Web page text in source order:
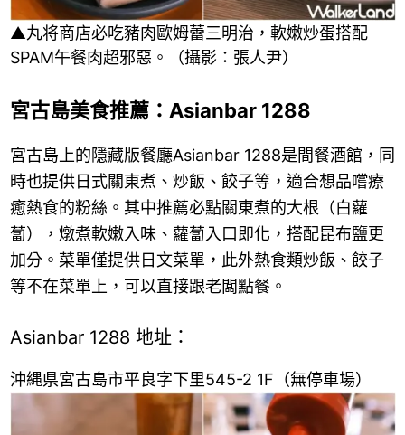
▲丸将商店必吃豬肉歐姆蕾三明治，軟嫩炒蛋搭配
SPAM午餐肉超邪惡。（攝影：張人尹）
宮古島美食推薦：Asianbar 1288
宮古島上的隱藏版餐廳Asianbar 1288是間餐酒館，同
時也提供日式關東煮、炒飯、餃子等，適合想品嚐療
癒熱食的粉絲。其中推薦必點關東煮的大根（白蘿
蔔），燉煮軟嫩入味、蘿蔔入口即化，搭配昆布鹽更
加分。菜單僅提供日文菜單，此外熱食類炒飯、餃子
等不在菜單上，可以直接跟老闆點餐。
Asianbar 1288 地址：
沖縄県宮古島市平良字下里545-2 1F（無停車場）